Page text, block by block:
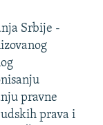
Srbije -
pravne
prava i